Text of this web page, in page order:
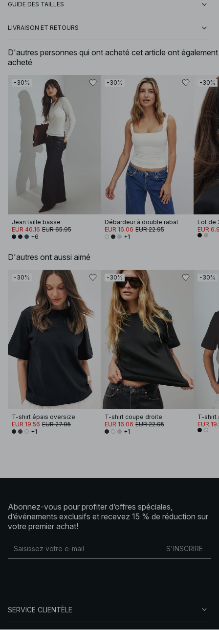
GUIDE DES TAILLES
LIVRAISON ET RETOURS
D'autres personnes qui ont acheté cet article ont également
acheté
-30%
Jean taille basse
EUR 46.16 EUR 65.95
+6
-30%
Débardeur à double rabat
EUR 16.06 EUR 22.95
+1
-30%
Lot de
EUR
D'autres ont aussi aimé
-30%
T-shirt épais oversize
EUR 19.56 EUR 27.95
+1
-30%
T-shirt coupe droite
EUR 16.06 EUR 22.95
+1
-30%
T-shirt
EUR
Abonnez-vous pour profiter d’offres spéciales,
d’événements exclusifs et recevez 15 % de réduction sur
votre premier achat!
S'INSCRIRE
SERVICE CLIENTÈLE